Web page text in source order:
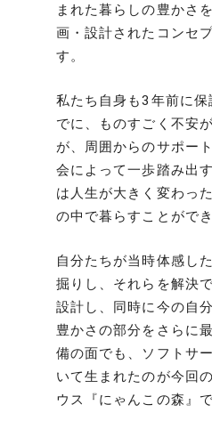
まれた暮らしの豊かさ
画・設計されたコンセ
す。
私たち自身も3年前に保
でに、ものすごく不安
が、周囲からのサポー
会によって一歩踏み出
は人生が大きく変わっ
の中で暮らすことがで
自分たちが当時体感し
掘りし、それらを解決
設計し、同時に今の自
豊かさの部分をさらに
備の面でも、ソフトサ
いて生まれたのが今回
ウス『にゃんこの森』で